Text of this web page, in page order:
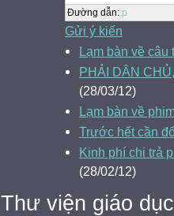
Đường dẫn: p
Gửi ý kiến
Lạm bàn về câu
PHẢI DÂN
(28/03/12)
Lạm bàn về
Trước hết cần
Kinh phí chi trả
(28/02/12)
Thư viện giáo